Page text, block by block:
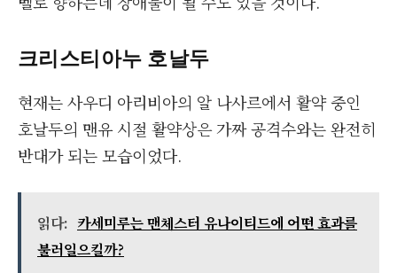
크리스티아누 호날두
현재는 사우디 아리비아의 알 나사르에서 활약 중인
호날두의 맨유 시절 활약상은 가짜 공격수와는 완전히
반대가 되는 모습이었다.
읽다: 카세미루는 맨체스터 유나이티드에 어떤 효과를
불러일으킬까?